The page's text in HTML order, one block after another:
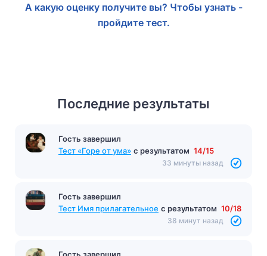
А какую оценку получите вы? Чтобы узнать -
пройдите тест.
Последние результаты
Гость завершил
Тест «Горе от ума» с результатом 14/15
33 минуты назад
Гость завершил
Тест Имя прилагательное с результатом 10/18
38 минут назад